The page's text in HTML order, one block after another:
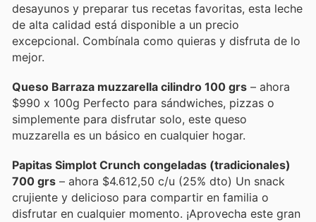
desayunos y preparar tus recetas favoritas, esta leche
de alta calidad está disponible a un precio
excepcional. Combínala como quieras y disfruta de lo
mejor.
Queso Barraza muzzarella cilindro 100 grs – ahora
$990 x 100g Perfecto para sándwiches, pizzas o
simplemente para disfrutar solo, este queso
muzzarella es un básico en cualquier hogar.
Papitas Simplot Crunch congeladas (tradicionales)
700 grs – ahora $4.612,50 c/u (25% dto) Un snack
crujiente y delicioso para compartir en familia o
disfrutar en cualquier momento. ¡Aprovecha este gran